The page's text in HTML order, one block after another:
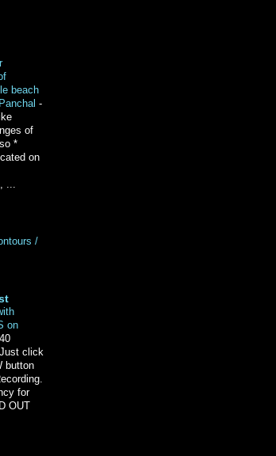
beach
-
of
*
on
...
/
on
click
button
for
OUT